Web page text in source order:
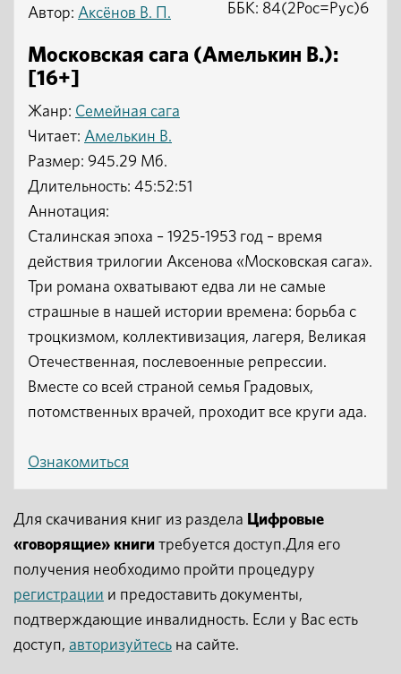
Автор: Аксёнов В. П.
Московская сага (Амелькин В.):
[16+]
Жанр: Семейная сага
Читает: Амелькин В.
ББК: 84(2Рос=Рус)6
Размер: 945.29 Мб.
Длительность: 45:52:51
Аннотация:
Сталинская эпоха – 1925-1953 год – время
действия трилогии Аксенова «Московская сага».
Три романа охватывают едва ли не самые
страшные в нашей истории времена: борьба с
троцкизмом, коллективизация, лагеря, Великая
Отечественная, послевоенные репрессии.
Вместе со всей страной семья Градовых,
потомственных врачей, проходит все круги ада.
Ознакомиться
Для скачивания книг из раздела Цифровые
«говорящие» книги требуется доступ.Для его
получения необходимо пройти процедуру
регистрации и предоставить документы,
подтверждающие инвалидность. Если у Вас есть
доступ, авторизуйтесь на сайте.